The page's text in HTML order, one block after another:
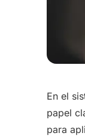
En el
papel
para